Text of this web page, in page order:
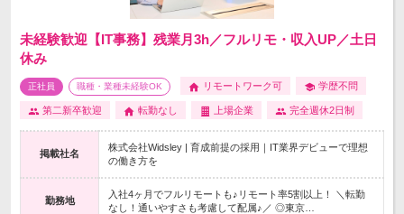
未経験歓迎【IT事務】残業月3h／フルリモ・収入UP／土日
休み
正社員 職種・業種未経験OK リモートワーク可 学歴不問
第二新卒歓迎 転勤なし 上場企業 完全週休2日制
掲載社名
株式会社Widsley | 育成前提の採用｜IT業界デビューで理想
の働き方を
勤務地
入社4ヶ月でフルリモートも♪リモート率5割以上！ ＼転勤
なし！通いやすさも考慮して配属♪／ ◎東京…